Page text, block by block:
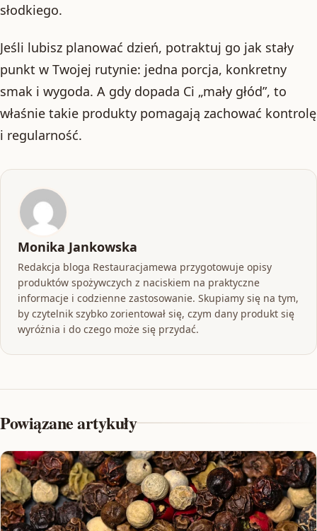
słodkiego.
Jeśli lubisz planować dzień, potraktuj go jak stały
punkt w Twojej rutynie: jedna porcja, konkretny
smak i wygoda. A gdy dopada Ci „mały głód”, to
właśnie takie produkty pomagają zachować kontrolę
i regularność.
Monika Jankowska
Redakcja bloga Restauracjamewa przygotowuje opisy
produktów spożywczych z naciskiem na praktyczne
informacje i codzienne zastosowanie. Skupiamy się na tym,
by czytelnik szybko zorientował się, czym dany produkt się
wyróżnia i do czego może się przydać.
Powiązane artykuły